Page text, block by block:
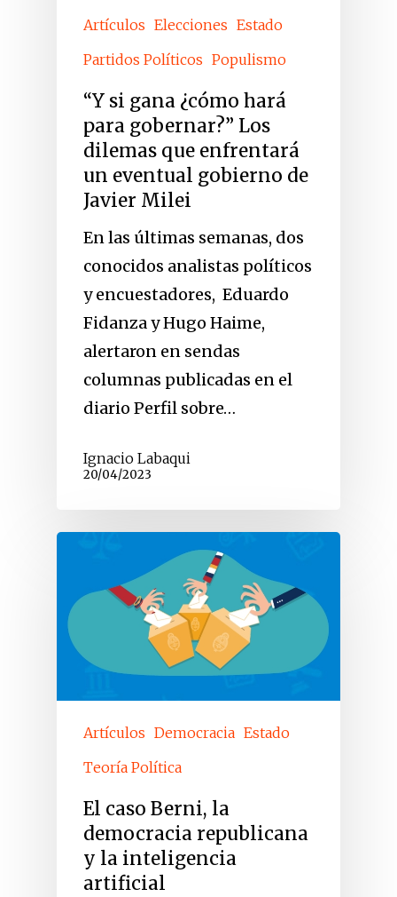
Artículos Elecciones Estado
Partidos Políticos Populismo
“Y si gana ¿cómo hará
para gobernar?” Los
dilemas que enfrentará
un eventual gobierno de
Javier Milei
En las últimas semanas, dos
conocidos analistas políticos
y encuestadores, Eduardo
Fidanza y Hugo Haime,
alertaron en sendas
columnas publicadas en el
diario Perfil sobre…
Ignacio Labaqui
20/04/2023
Artículos Democracia Estado
Teoría Política
El caso Berni, la
democracia republicana
y la inteligencia
artificial